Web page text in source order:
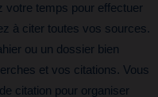
votre temps pour effectuer
à citer toutes vos sources.
ou un dossier bien
et vos citations. Vous
citation pour organiser